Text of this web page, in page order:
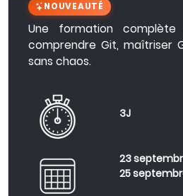
NOUVEAUTÉ
Une formation
comprendre Git, maîtriser
sans chaos.
3J
23
25